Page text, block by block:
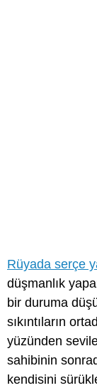
Rüyada serçe
düşmanlık
bir duruma
sıkıntıların
yüzünden
sahibinin
kendisini